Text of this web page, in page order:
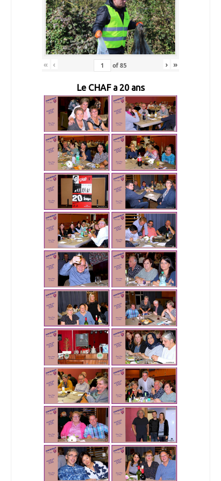
« ‹ of85 › »
Le CHAF a 20 ans